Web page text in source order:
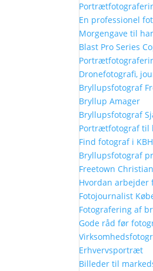
En professionel
Morgengave til
Blast Pro Series
Dronefotografi,
Bryllupsfotograf
Bryllup Amager
Bryllupsfotograf
Portrætfotograf til
Find fotograf i KBH
Bryllupsfotograf
Freetown
Hvordan arbejder
Fotojournalist
Fotografering af
Gode råd før
Erhvervsportræt
Billeder til